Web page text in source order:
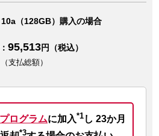
（128GB）購入の場合
95,513円（税込）
（支払総額）
ログラムに加入*1 し 23か月
*3